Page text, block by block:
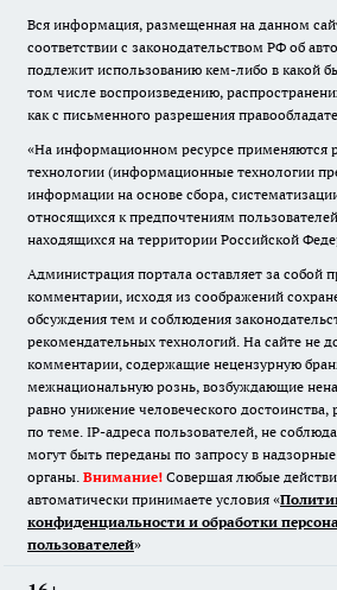
Вся информация, размещенная на данном
соответствии с законодательством РФ об
подлежит использованию кем-либо в какой
том числе воспроизведению,
как с письменного разрешения
«На информационном ресурсе применяются
технологии (информационные технологии
информации на основе сбора,
относящихся к предпочтениям
находящихся на территории Российской
Администрация портала оставляет за собой
комментарии, исходя из соображений
обсуждения тем и соблюдения
рекомендательных технологий. На сайте не
комментарии, содержащие нецензурную
межнациональную рознь, возбуждающие
равно унижение человеческого
по теме. IP-адреса пользователей, не
могут быть переданы по запросу в
органы. Внимание! Совершая любые
автоматически принимаете условия «
конфиденциальности и обработки
пользователей»